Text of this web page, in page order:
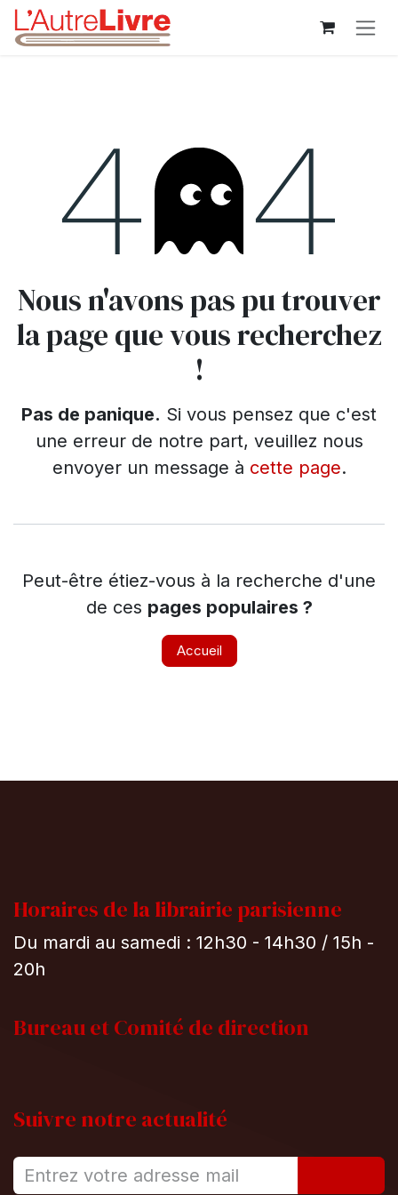
Se rendre au contenu
Erreur 404
Nous n'avons pas pu trouver
la page que vous recherchez
!
Pas de panique. Si vous pensez que c'est
une erreur de notre part, veuillez nous
envoyer un message à cette page.
Peut-être étiez-vous à la recherche d'une
de ces pages populaires ?
Accueil
Horaires de la librairie parisienne
Du mardi au samedi : 12h30 - 14h30 / 15h -
20h
Bureau etComité de direction
Suivre notre actualité